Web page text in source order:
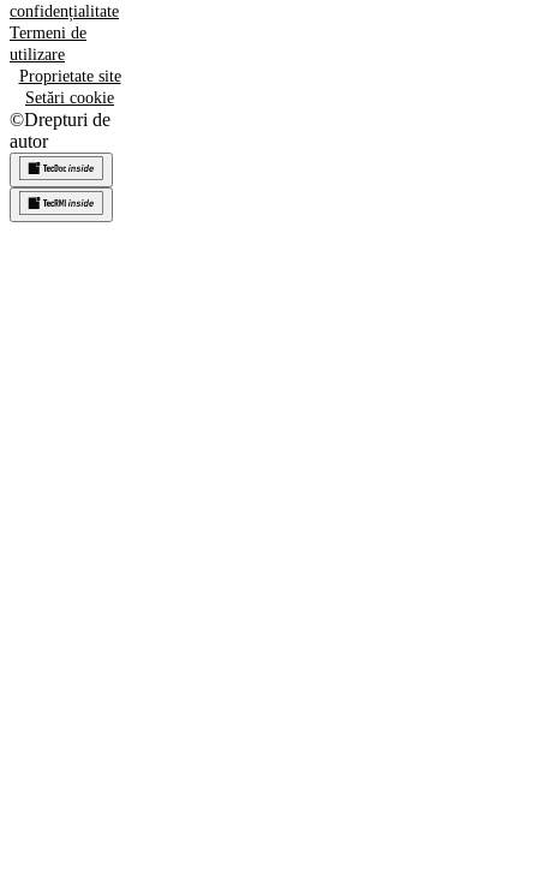
confidențialitate
Termeni de
utilizare
Proprietate site
Setări cookie
©Drepturi de
autor